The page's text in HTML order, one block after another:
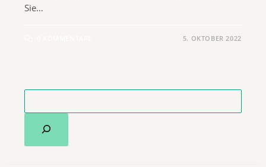
Sie…
5. OKTOBER 2022